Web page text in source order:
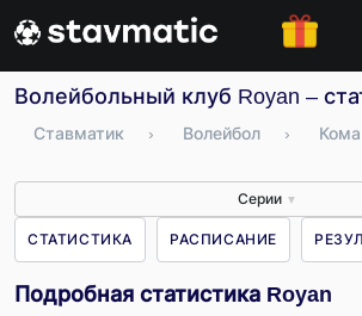
Волейбольный клуб Royan –
Ставматик › Волейбол ›
Серии ▼
СТАТИСТИКА РАСПИСАНИЕ
Подробная статистика Royan